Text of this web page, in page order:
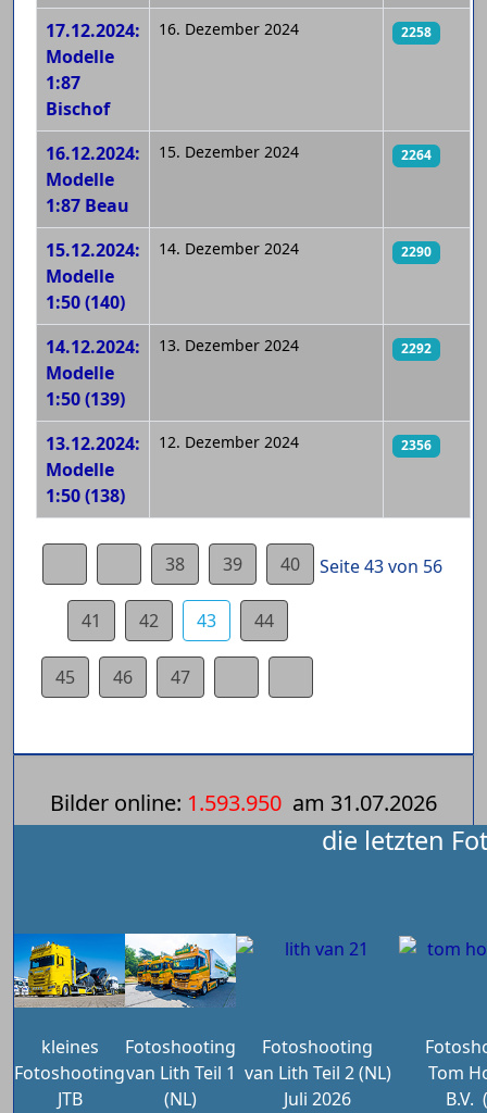
17.12.2024:
Modelle
1:87
Bischof
16. Dezember 2024 2258
16.12.2024:
Modelle
1:87 Beau
15. Dezember 2024 2264
15.12.2024:
Modelle
1:50 (140)
14. Dezember 2024 2290
14.12.2024:
Modelle
1:50 (139)
13. Dezember 2024 2292
13.12.2024:
Modelle
1:50 (138)
12. Dezember 2024 2356
Seite 43 von 56
38 39 40
41 42 43 44
45 46 47
Bilder online: 1.593.950 am 31.07.2026
die letzten
kleines
Fotoshooting
JTB
Fotoshooting
van Lith Teil 1
(NL)
Fotoshooting
van Lith Teil 2 (NL)
Juli 2026
Tom
B.V.